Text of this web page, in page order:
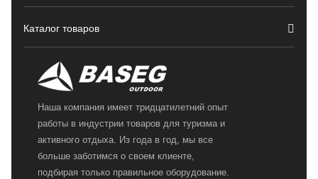
Каталог товаров
Наша компания имеет тридцатилетний опыт
работы в индустрии товаров для туризма и
активного отдыха. Из года в год, мы все
больше заботимся о своем клиенте,
подбирая только правильное оборудование.